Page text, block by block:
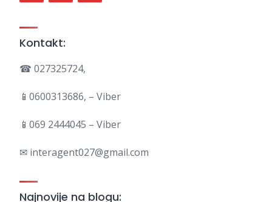
Kontakt:
☎ 027325724,
📱0600313686, – Viber
📱069 2444045 – Viber
✉ interagent027@gmail.com
Najnovije na blogu: